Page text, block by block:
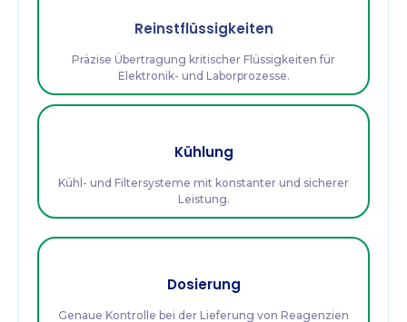
Reinstflüssigkeiten
Präzise Übertragung kritischer Flüssigkeiten für
Elektronik- und Laborprozesse.
Kühlung
Kühl- und Filtersysteme mit konstanter und sicherer
Leistung.
Dosierung
Genaue Kontrolle bei der Lieferung von Reagenzien